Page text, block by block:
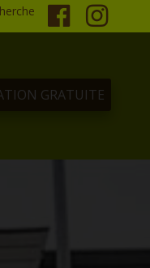
GRATUITE